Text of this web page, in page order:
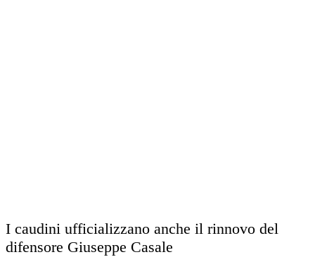
I caudini ufficializzano anche il rinnovo del
difensore Giuseppe Casale